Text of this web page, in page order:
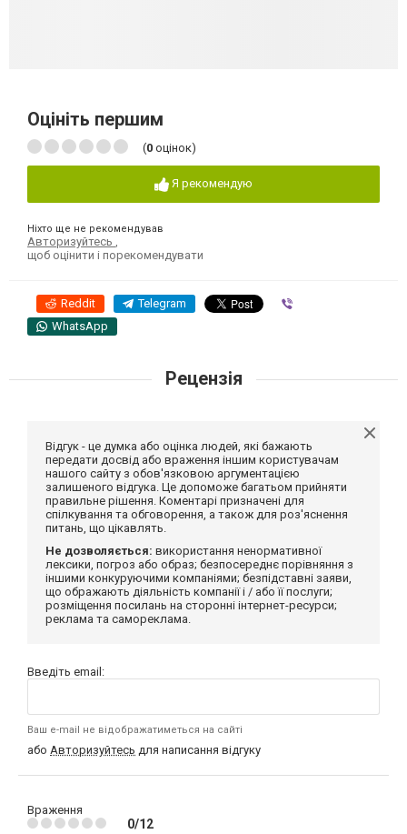
Оцініть першим
(0 оцінок)
Я рекомендую
Ніхто ще не рекомендував
Авторизуйтесь
щоб оцінити і порекомендувати
Reddit Telegram
WhatsApp
Рецензія
Відгук - це думка або оцінка людей, які бажають
передати досвід або враження іншим користувачам
нашого сайту з обов'язковою аргументацією
залишеного відгука. Це допоможе багатьом прийняти
правильне рішення. Коментарі призначені для
спілкування та обговорення, а також для роз'яснення
питань, що цікавлять.
Не дозволяється: використання ненормативної
лексики, погроз або образ; безпосереднє порівняння з
іншими конкуруючими компаніями; безпідставні заяви,
що ображають діяльність компанії і / або її послуги;
розміщення посилань на сторонні інтернет-ресурси;
реклама та самореклама.
Введіть email:
Ваш e-mail не відображатиметься на сайті
або Авторизуйтесь для написання відгуку
Враження
0/12